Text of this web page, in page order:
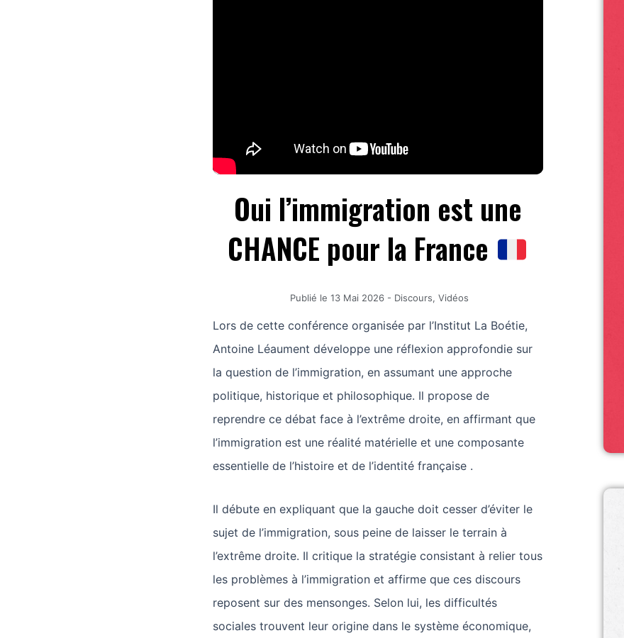
Oui l’immigration est une
CHANCE pour la France
Publié le 13 Mai 2026 - Discours, Vidéos
Lors de cette conférence organisée par l’Institut La Boétie,
Antoine Léaument développe une réflexion approfondie sur
la question de l’immigration, en assumant une approche
politique, historique et philosophique. Il propose de
reprendre ce débat face à l’extrême droite, en affirmant que
l’immigration est une réalité matérielle et une composante
essentielle de l’histoire et de l’identité française .
Il débute en expliquant que la gauche doit cesser d’éviter le
sujet de l’immigration, sous peine de laisser le terrain à
l’extrême droite. Il critique la stratégie consistant à relier tous
les problèmes à l’immigration et affirme que ces discours
reposent sur des mensonges. Selon lui, les difficultés
sociales trouvent leur origine dans le système économique,